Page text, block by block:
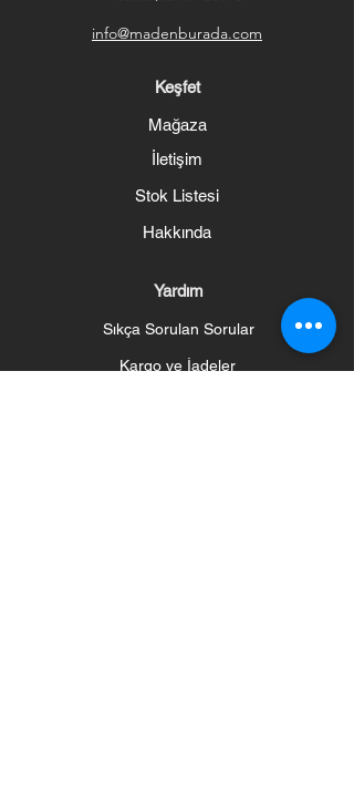
info@madenburada.com
Keşfet
Mağaza
İletişim
Stok Listesi
Hakkında
Yardım
Sıkça Sorulan Sorular
Kargo ve İadeler